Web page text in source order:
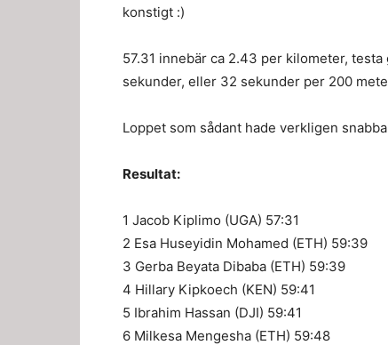
konstigt :)
57.31 innebär ca 2.43 per kilometer,
sekunder, eller 32 sekunder per 200
Loppet som sådant hade verkligen
Resultat:
1 Jacob Kiplimo (UGA) 57:31
2 Esa Huseyidin Mohamed (ETH) 59:39
3 Gerba Beyata Dibaba (ETH) 59:39
4 Hillary Kipkoech (KEN) 59:41
5 Ibrahim Hassan (DJI) 59:41
6 Milkesa Mengesha (ETH) 59:48